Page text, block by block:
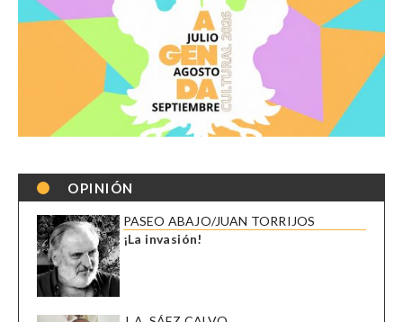
OPINIÓN
PASEO ABAJO/JUAN TORRIJOS
¡La invasión!